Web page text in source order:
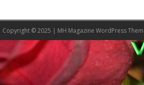
Copyright © 2025 | MH Magazine WordPress